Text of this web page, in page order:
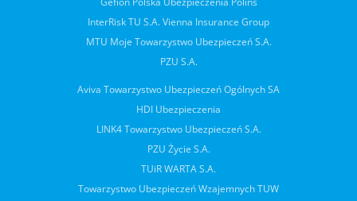
InterRisk TU S.A. Vienna Insurance Group
MTU Moje Towarzystwo Ubezpieczeń S.A.
PZU S.A.
Aviva Towarzystwo Ubezpieczeń Ogólnych SA
HDI Ubezpieczenia
LINK4 Towarzystwo Ubezpieczeń S.A.
PZU Życie S.A.
TUiR WARTA S.A.
Towarzystwo Ubezpieczeń Wzajemnych TUW